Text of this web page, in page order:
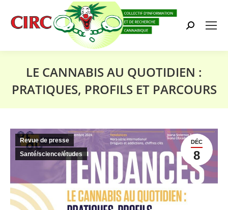
Search:
LE CANNABIS AU QUOTIDIEN :
PRATIQUES, PROFILS ET PARCOURS
DÉC
8
Revue de presse
Santé/science/études